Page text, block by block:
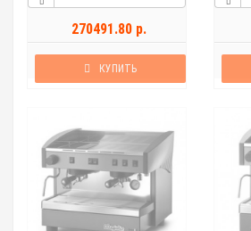
270491.80 р.
КУПИТЬ